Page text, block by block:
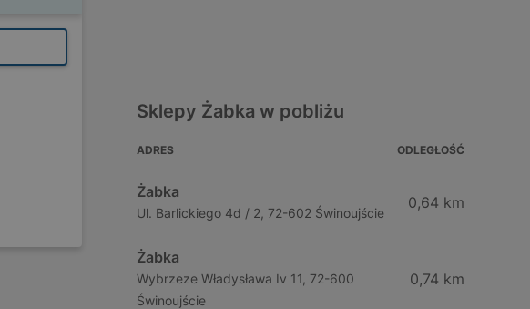
Sklepy Żabka w pobliżu
ADRES ODLEGŁOŚĆ
Żabka
Ul. Barlickiego 4d / 2, 72-602 Świnoujście
0,64 km
Żabka
Wybrzeze Władysława Iv 11, 72-600
Świnoujście
0,74 km